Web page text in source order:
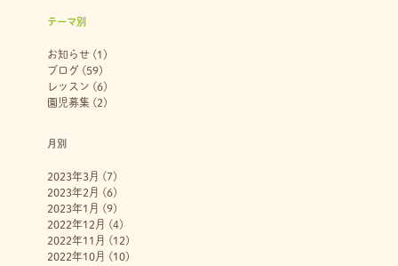
テーマ別
お知らせ(1)
ブログ (59)
レッスン (6)
園児募集 (2)
月別
2023年3月 (7)
2023年2月 (6)
2023年1月 (9)
2022年12月 (4)
2022年11月 (12)
2022年10月 (10)